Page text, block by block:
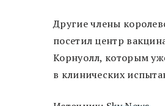
Другие члены
посетил центр
Корнуолл, которым
в клинических